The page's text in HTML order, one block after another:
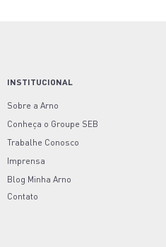
INSTITUCIONAL
Sobre a Arno
Conheça o Groupe SEB
Trabalhe Conosco
Imprensa
Blog Minha Arno
Contato